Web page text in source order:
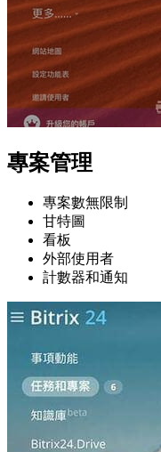
專案管理
專案數無限制
甘特圖
看板
外部使用者
計數器和通知